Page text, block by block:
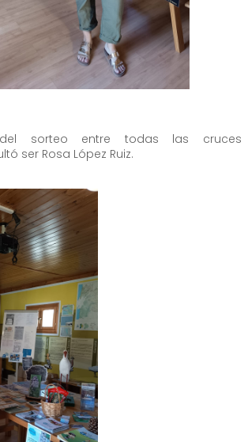
sorteo entre todas las cruces
ser Rosa López Ruiz.